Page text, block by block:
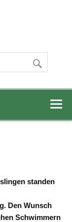
standen
Den Wunsch
Schwimmern